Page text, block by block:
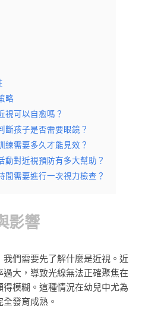
略
視可以自愈嗎？
斷孩子是否需要眼鏡？
練需要多久才能見效？
動對近視預防有多大幫助？
間需要進行一次視力檢查？
影響
們需要先了解什麼是近視。近
過大，導致光線無法正確聚焦在
模糊。這種情況在幼兒中尤為
發育成熟。